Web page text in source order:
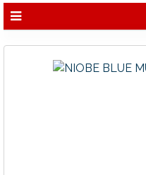
Multi Klimalar